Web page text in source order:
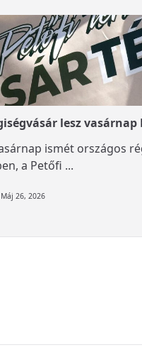
lesz vasárnap
ismét országos
a Petőfi ...
Máj 26, 2026